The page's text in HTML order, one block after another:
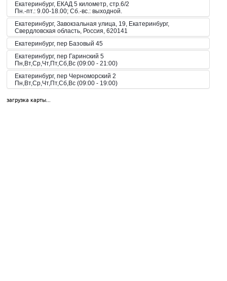
Екатеринбург, ЕКАД 5 километр, стр.6/2
Пн.-пт.: 9.00-18.00; Сб.-вс.: выходной.
Екатеринбург, Завокзальная улица, 19, Екатеринбург,
Свердловская область, Россия, 620141
Екатеринбург, пер Базовый 45
Екатеринбург, пер Гаринский 5
Пн,Вт,Ср,Чт,Пт,Сб,Вс (09:00 - 21:00)
Екатеринбург, пер Черноморский 2
Пн,Вт,Ср,Чт,Пт,Сб,Вс (09:00 - 19:00)
Пн-Вс 10:00-20:00
загрузка карты...